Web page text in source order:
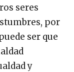
seres
por
ser que
y